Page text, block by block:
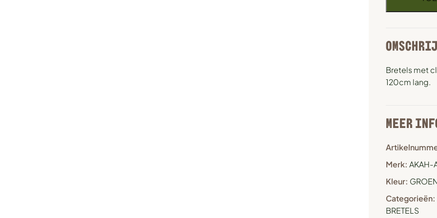
Bretels met
120cm lang.
MEER
Merk: AKAH-
Kleur:
Categorieën:
BRETELS